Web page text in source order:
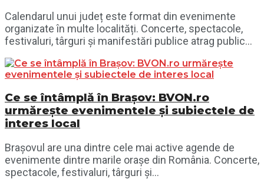
Calendarul unui județ este format din evenimente
organizate în multe localități. Concerte, spectacole,
festivaluri, târguri și manifestări publice atrag public...
Ce se întâmplă în Brașov: BVON.ro
urmărește evenimentele și subiectele de
interes local
Brașovul are una dintre cele mai active agende de
evenimente dintre marile orașe din România. Concerte,
spectacole, festivaluri, târguri și...